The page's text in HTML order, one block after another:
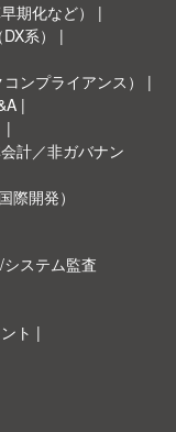
期化など）
系）
ンプライアンス）
計／非ガバナン
際開発）
ステム監査
ト